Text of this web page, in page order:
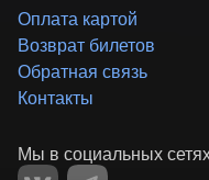
Оплата картой
Возврат билетов
Обратная связь
Контакты